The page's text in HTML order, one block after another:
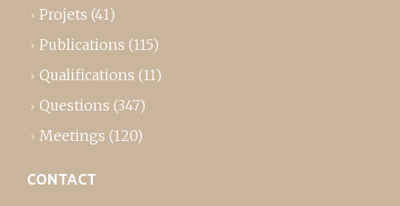
Projets (41)
Publications (115)
Qualifications (11)
Questions (347)
Meetings (120)
CONTACT